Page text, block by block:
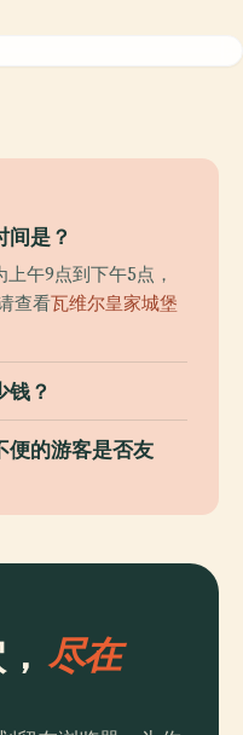
是？
午9点到下午5点，
查看瓦维尔皇家城堡
？
的游客是否友
尽在